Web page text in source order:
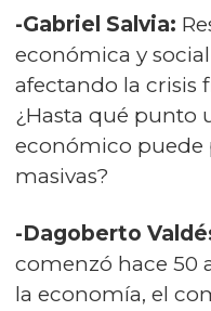
-Gabriel Salvia:
económica y
afectando la crisis
¿Hasta qué punto
económico puede
masivas?
-Dagoberto
comenzó hace 50
la economía, el